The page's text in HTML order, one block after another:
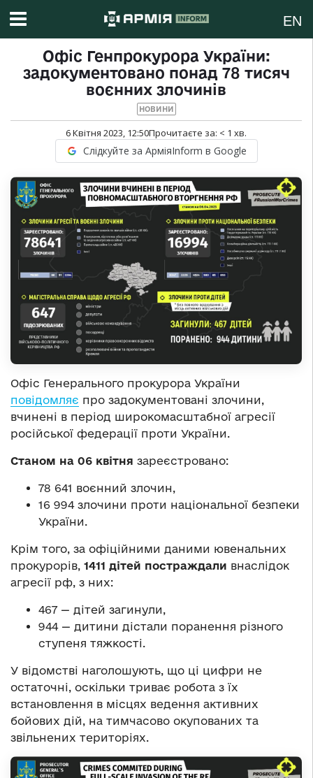
EN
Офіс Генпрокурора України:
задокументовано понад 78 тисяч
воєнних злочинів
НОВИНИ
6 Квітня 2023, 12:50Прочитаєте за: < 1 хв.
Слідкуйте за АрміяInform в Google
Офіс Генерального прокурора України
повідомляє про задокументовані злочини,
вчинені в період широкомасштабної агресії
російської федерації проти України.
Станом на 06 квітня зареєстровано:
78 641 воєнний злочин,
16 994 злочини проти національної безпеки
України.
Крім того, за офіційними даними ювенальних
прокурорів, 1411 дітей постраждали внаслідок
агресії рф, з них:
467 — дітей загинули,
944 — дитини дістали поранення різного
ступеня тяжкості.
У відомстві наголошують, що ці цифри не
остаточні, оскільки триває робота з їх
встановлення в місцях ведення активних
бойових дій, на тимчасово окупованих та
звільнених територіях.